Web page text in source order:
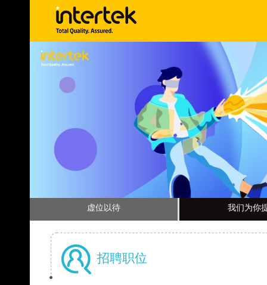
虚位以待 我们为你
招聘职位